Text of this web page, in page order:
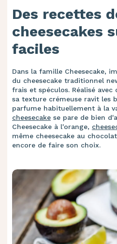
Des recettes
cheesecakes
faciles
Dans la famille Cheesecake,
du cheesecake traditionnel
frais et spéculos. Réalisé
sa texture crémeuse ravit les
parfume habituellement à la
cheesecake se pare de bien
Cheesecake à l'orange,
même cheesecake au
encore de faire son choix.